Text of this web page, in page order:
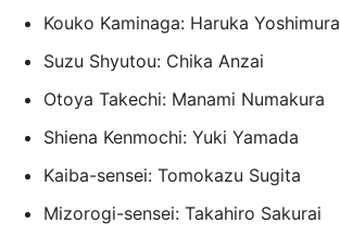
Kouko Kaminaga: Haruka Yoshimura
Suzu Shyutou: Chika Anzai
Otoya Takechi: Manami Numakura
Shiena Kenmochi: Yuki Yamada
Kaiba-sensei: Tomokazu Sugita
Mizorogi-sensei: Takahiro Sakurai